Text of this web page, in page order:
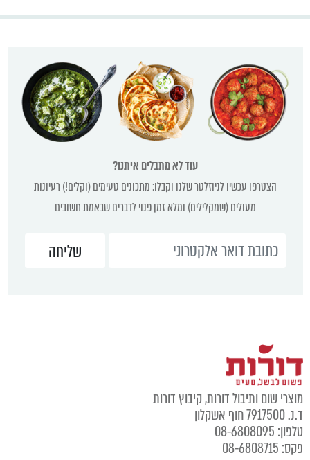
עוד לא מתבלים איתנו?
הצטרפו עכשיו לניוזלטר שלנו וקבלו: מתכונים טעימים (וקלים!) רעיונות
מעולים (שמקלילים) ומלא זמן פנוי לדברים שבאמת חשובים
שום ותיבול דורות, קיבוץ דורות
חוף אשקלון
08-6808095
08-6808715